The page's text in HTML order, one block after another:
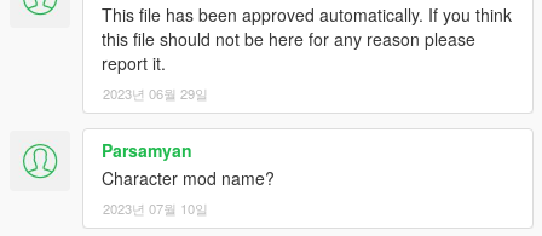
This file has been approved automatically. If you think
this file should not be here for any reason please
report it.
2023년 06월 29일
Parsamyan
Character mod name?
2023년 07월 10일